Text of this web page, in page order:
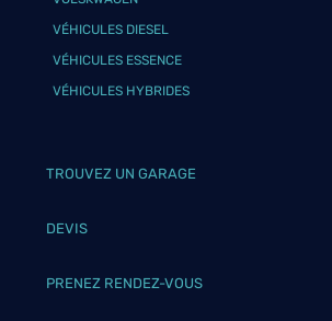
VÉHICULES DIESEL
VÉHICULES ESSENCE
VÉHICULES HYBRIDES
TROUVEZ UN GARAGE
DEVIS
PRENEZ RENDEZ-VOUS